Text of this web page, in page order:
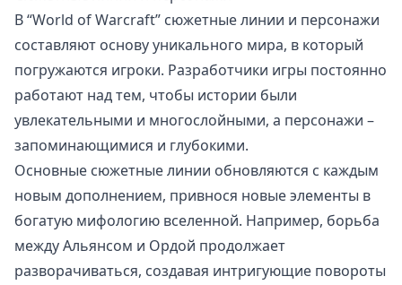
В “World of Warcraft” сюжетные линии и персонажи
составляют основу уникального мира, в который
погружаются игроки. Разработчики игры постоянно
работают над тем, чтобы истории были
увлекательными и многослойными, а персонажи –
запоминающимися и глубокими.
Основные сюжетные линии обновляются с каждым
новым дополнением, привнося новые элементы в
богатую мифологию вселенной. Например, борьба
между Альянсом и Ордой продолжает
разворачиваться, создавая интригующие повороты